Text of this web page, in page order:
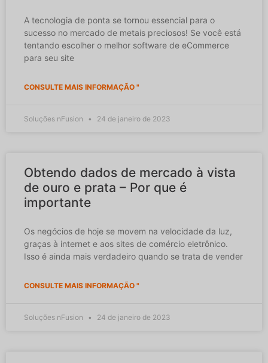
A tecnologia de ponta se tornou essencial para o
sucesso no mercado de metais preciosos! Se você está
tentando escolher o melhor software de eCommerce
para seu site
CONSULTE MAIS INFORMAÇÃO "
Soluções nFusion 24 de janeiro de 2023
Obtendo dados de mercado à vista
de ouro e prata – Por que é
importante
Os negócios de hoje se movem na velocidade da luz,
graças à internet e aos sites de comércio eletrônico.
Isso é ainda mais verdadeiro quando se trata de vender
CONSULTE MAIS INFORMAÇÃO "
Soluções nFusion 24 de janeiro de 2023